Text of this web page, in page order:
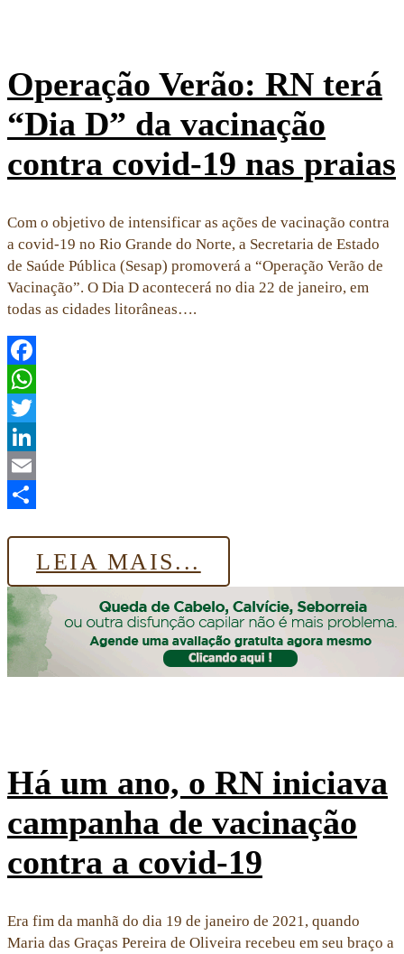
Operação Verão: RN terá
“Dia D” da vacinação
contra covid-19 nas praias
Com o objetivo de intensificar as ações de vacinação contra
a covid-19 no Rio Grande do Norte, a Secretaria de Estado
de Saúde Pública (Sesap) promoverá a “Operação Verão de
Vacinação”. O Dia D acontecerá no dia 22 de janeiro, em
todas as cidades litorâneas….
Facebook
WhatsApp
Twitter
LinkedIn
Email
LEIA MAIS...
Há um ano, o RN iniciava
campanha de vacinação
contra a covid-19
Era fim da manhã do dia 19 de janeiro de 2021, quando
Maria das Graças Pereira de Oliveira recebeu em seu braço a